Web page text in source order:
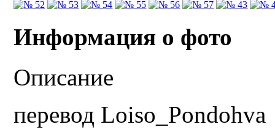
Информация о фото
Описание
перевод Loiso_Pondohva